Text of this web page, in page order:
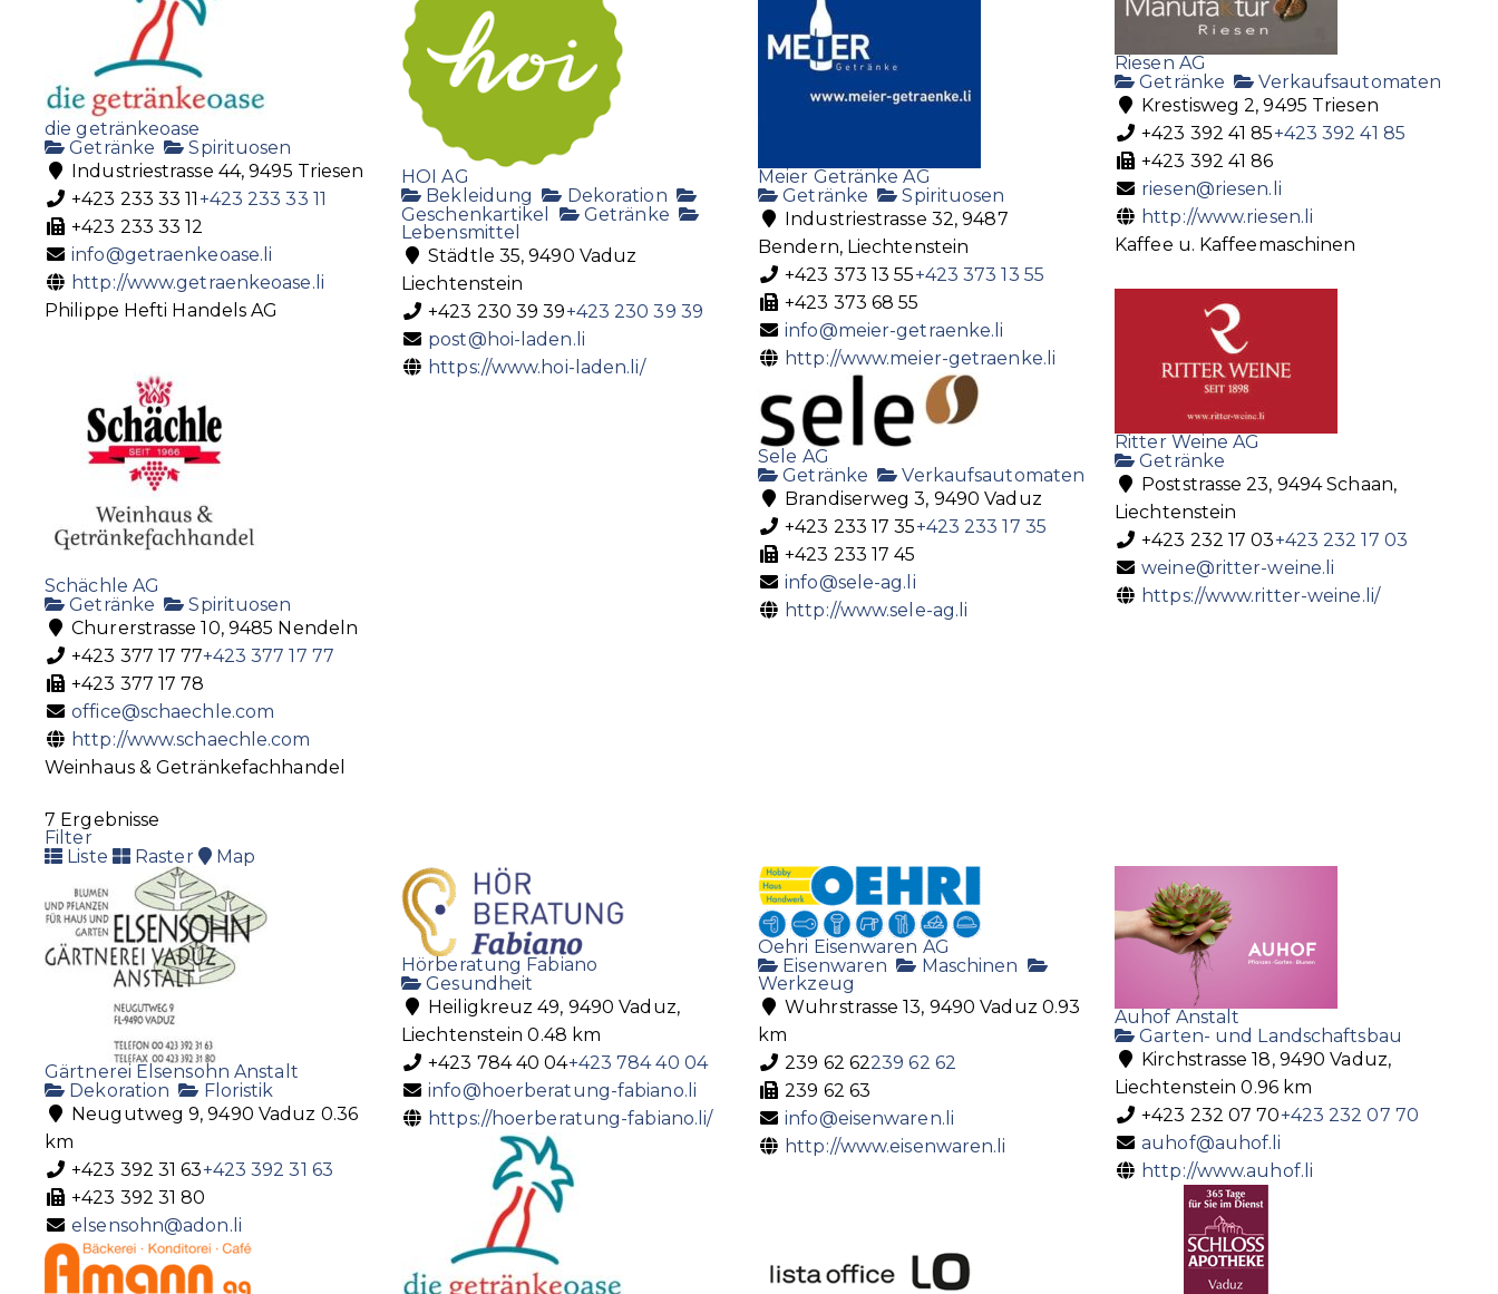
die getränkeoase
Getränke
Spirituosen
Industriestrasse 44, 9495 Triesen
+423 233 33 11+423 233 33 11
+423 233 33 12
info@getraenkeoase.li
http://www.getraenkeoase.li
Philippe Hefti Handels AG
HOI AG
Bekleidung
Dekoration
Geschenkartikel
Getränke
Lebensmittel
Städtle 35, 9490 Vaduz
Liechtenstein
+423 230 39 39+423 230 39 39
post@hoi-laden.li
https://www.hoi-laden.li/
Meier Getränke AG
Getränke
Spirituosen
Industriestrasse 32, 9487
Bendern, Liechtenstein
+423 373 13 55+423 373 13 55
+423 373 68 55
info@meier-getraenke.li
http://www.meier-getraenke.li
Riesen AG
Getränke
Verkaufsautomaten
Krestisweg 2, 9495 Triesen
+423 392 41 85+423 392 41 85
+423 392 41 86
riesen@riesen.li
http://www.riesen.li
Kaffee u. Kaffeemaschinen
Ritter Weine AG
Getränke
Poststrasse 23, 9494 Schaan,
Liechtenstein
+423 232 17 03+423 232 17 03
weine@ritter-weine.li
https://www.ritter-weine.li/
Schächle AG
Getränke
Spirituosen
Churerstrasse 10, 9485 Nendeln
+423 377 17 77+423 377 17 77
+423 377 17 78
office@schaechle.com
http://www.schaechle.com
Weinhaus & Getränkefachhandel
Sele AG
Getränke
Verkaufsautomaten
Brandiserweg 3, 9490 Vaduz
+423 233 17 35+423 233 17 35
+423 233 17 45
info@sele-ag.li
http://www.sele-ag.li
7 Ergebnisse
Filter
Liste
Raster Map
Gärtnerei Elsensohn Anstalt
Dekoration
Floristik
Neugutweg 9, 9490 Vaduz 0.36
km
+423 392 31 63+423 392 31 63
+423 392 31 80
elsensohn@adon.li
Hörberatung Fabiano
Gesundheit
Heiligkreuz 49, 9490 Vaduz,
Liechtenstein 0.48 km
+423 784 40 04+423 784 40 04
info@hoerberatung-fabiano.li
https://hoerberatung-fabiano.li/
Oehri Eisenwaren AG
Eisenwaren
Maschinen
Werkzeug
Wuhrstrasse 13, 9490 Vaduz 0.93
km
239 62 62239 62 62
239 62 63
info@eisenwaren.li
http://www.eisenwaren.li
Auhof Anstalt
Garten- und Landschaftsbau
Kirchstrasse 18, 9490 Vaduz,
Liechtenstein 0.96 km
+423 232 07 70+423 232 07 70
auhof@auhof.li
http://www.auhof.li